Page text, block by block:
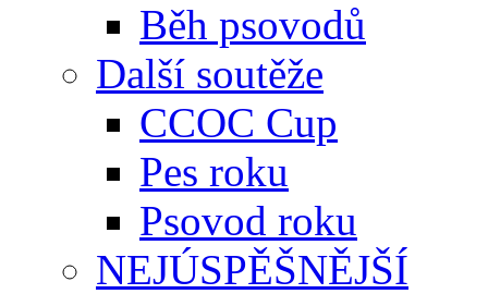
Běh psovodů
Další soutěže
CCOC Cup
Pes roku
Psovod roku
NEJÚSPĚŠNĚJŠÍ